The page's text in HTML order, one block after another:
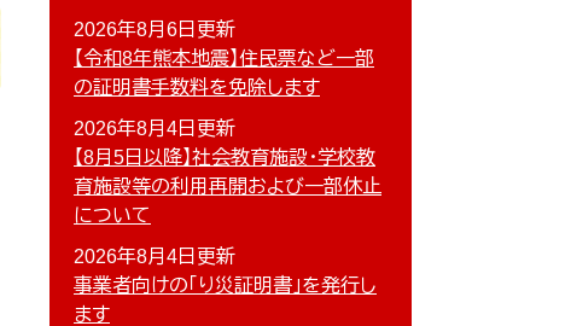
2026年8月6日更新
【令和8年熊本地震】住民票など一部
の証明書手数料を免除します
2026年8月4日更新
【8月5日以降】社会教育施設・学校教
育施設等の利用再開および一部休止
について
2026年8月4日更新
事業者向けの「り災証明書」を発行し
ます